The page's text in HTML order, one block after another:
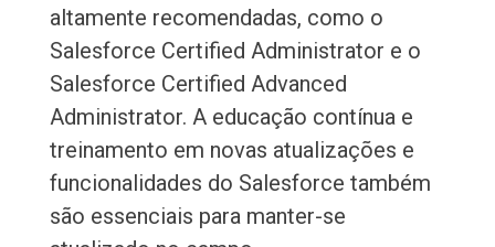
altamente recomendadas, como o
Salesforce Certified Administrator e o
Salesforce Certified Advanced
Administrator. A educação contínua e
treinamento em novas atualizações e
funcionalidades do Salesforce também
são essenciais para manter-se